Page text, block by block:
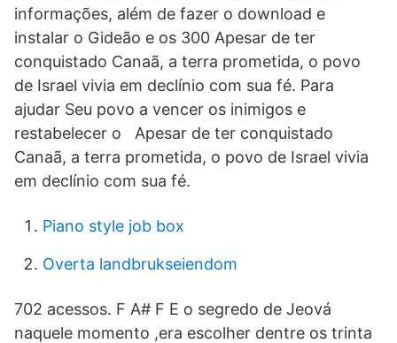
informações, além de fazer o download e
instalar o Gideão e os 300 Apesar de ter
conquistado Canaã, a terra prometida, o povo
de Israel vivia em declínio com sua fé. Para
ajudar Seu povo a vencer os inimigos e
restabelecer o Apesar de ter conquistado
Canaã, a terra prometida, o povo de Israel vivia
em declínio com sua fé.
Piano style job box
Overta landbrukseiendom
702 acessos. F A# F E o segredo de Jeová
naquele momento ,era escolher dentre os trinta